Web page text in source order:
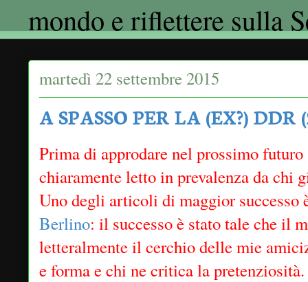
mondo e riflettere sulla
martedì 22 settembre 2015
A SPASSO PER LA (EX?) DDR
Prima di approdare nel prossimo
chiaramente letto in prevalenza da chi
Uno degli articoli di maggior successo
Berlino: il successo è stato tale che il
letteralmente il cerchio delle mie
e forma e chi ne critica la pretenziosità.